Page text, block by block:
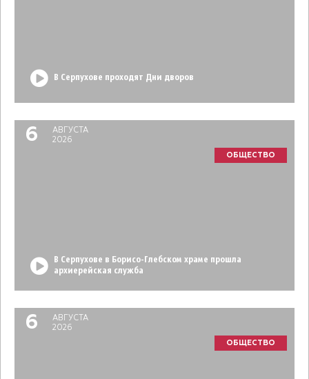
В Серпухове проходят Дни дворов
6
АВГУСТА
2026
ОБЩЕСТВО
В Серпухове в Борисо-Глебском храме прошла
архиерейская служба
6
АВГУСТА
2026
ОБЩЕСТВО